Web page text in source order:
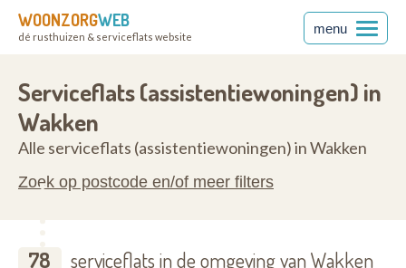
WOONZORGWEB
dé rusthuizen & serviceflats website
menu
Serviceflats (assistentiewoningen) in
Wakken
Alle serviceflats (assistentiewoningen) in Wakken
Zoek op postcode en/of meer filters
78 serviceflats in de omgeving van Wakken